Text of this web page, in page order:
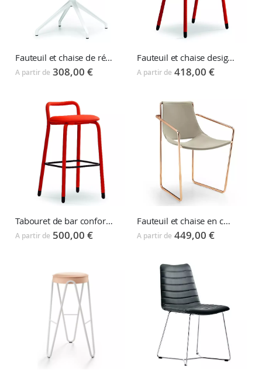
Fauteuil et chaise de réunion SONNY
A partir de 308,00 €
Fauteuil et chaise design PIPPI
A partir de 418,00 €
Tabouret de bar confortable PIPPI
A partir de 500,00 €
Fauteuil et chaise en cuir APELLE
A partir de 449,00 €